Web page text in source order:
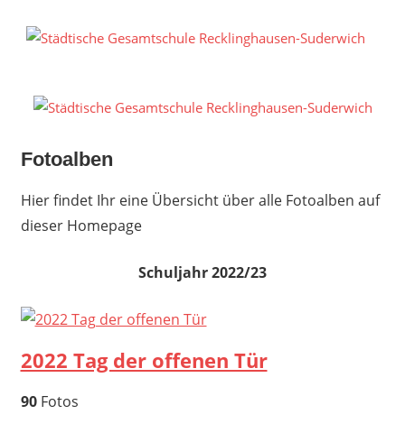
Inhalt
Fotoalben
Hier findet Ihr eine Übersicht über alle Fotoalben auf
dieser Homepage
Schuljahr 2022/23
2022 Tag der offenen Tür
90Fotos